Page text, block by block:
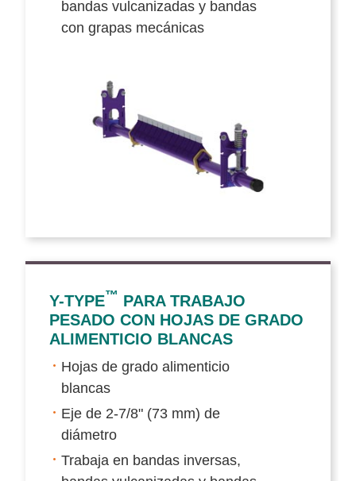
bandas vulcanizadas y bandas
con grapas mecánicas
Y-TYPE™ PARA TRABAJO
PESADO CON HOJAS DE GRADO
ALIMENTICIO BLANCAS
Hojas de grado alimenticio
blancas
Eje de 2-7/8" (73 mm) de
diámetro
Trabaja en bandas inversas,